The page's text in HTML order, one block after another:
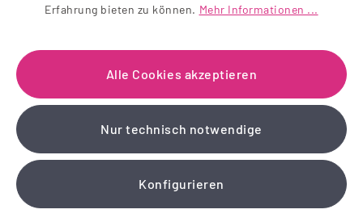
NEWSLETTER
Einfach zauberhaft! Abonnieren Sie jetzt unseren
liebevoll gestalteten Newsletter.
Wir schenken Ihnen einen 10 % Gutschein!
Erfahrung bieten zu können. Mehr Informationen ...
Alle Cookies akzeptieren
Nur technisch notwendige
Konfigurieren